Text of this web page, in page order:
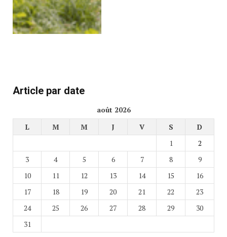
Article par date
août 2026
L
M M J V S
D
1
2
3
4 5 6 7 8
9
10
11 12 13 14 15
16
17
18 19 20 21 22
23
24
25 26 27 28 29
30
31